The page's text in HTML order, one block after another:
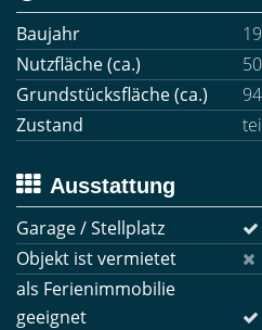
Baujahr
Nutzfläche (ca.)
Grundstücksfläche (ca.)
Zustand
Ausstattung
Garage / Stellplatz
Objekt ist vermietet
als Ferienimmobilie
geeignet